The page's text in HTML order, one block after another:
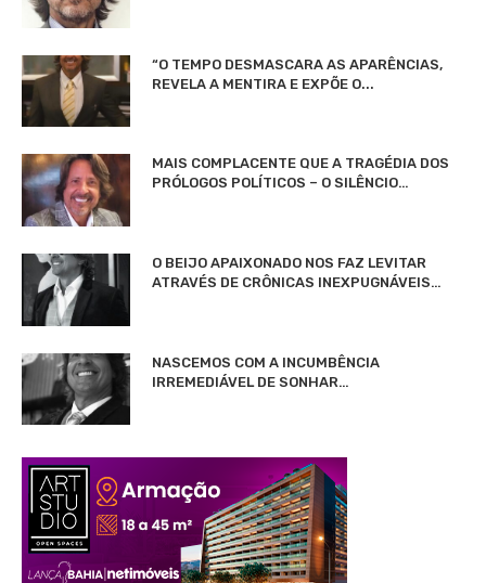
“O TEMPO DESMASCARA AS APARÊNCIAS,
REVELA A MENTIRA E EXPÕE O...
MAIS COMPLACENTE QUE A TRAGÉDIA DOS
PRÓLOGOS POLÍTICOS – O SILÊNCIO…
O BEIJO APAIXONADO NOS FAZ LEVITAR
ATRAVÉS DE CRÔNICAS INEXPUGNÁVEIS…
NASCEMOS COM A INCUMBÊNCIA
IRREMEDIÁVEL DE SONHAR…